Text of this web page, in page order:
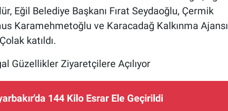
Eğil Belediye Başkanı Fırat Seydaoğlu, Çermik
Karamehmetoğlu ve Karacadağ Kalkınma Ajansı
katıldı.
Güzellikler Ziyaretçilere Açılıyor
144 Kilo Esrar Ele Geçirildi